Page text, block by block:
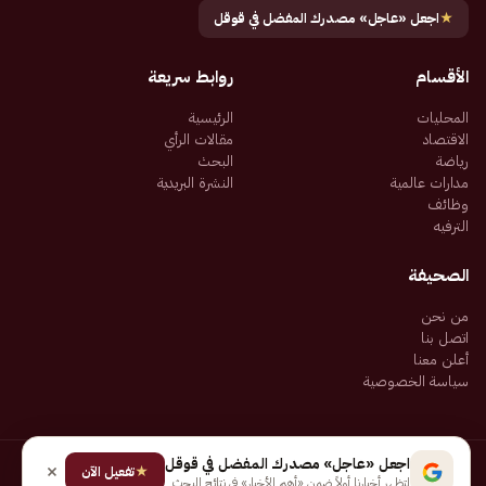
★اجعل «عاجل» مصدرك المفضل في قوقل
الأقسام
المحليات
الاقتصاد
رياضة
مدارات عالمية
وظائف
الترفيه
روابط سريعة
الرئيسية
مقالات الرأي
البحث
النشرة البريدية
الصحيفة
من نحن
اتصل بنا
أعلن معنا
سياسة الخصوصية
جميع الحقوق محفوظة لـ شركة إيجاز للنشر الإلكتروني المالكة لصحيفة عاجل
اجعل «عاجل» مصدرك المفضل في قوقل
لتظهر أخبارنا أولاً ضمن «أهم الأخبار» في نتائج البحث
★تفعيل الآن